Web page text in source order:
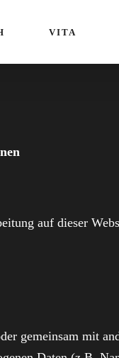
VITA
auf dieser
gemeinsam mit